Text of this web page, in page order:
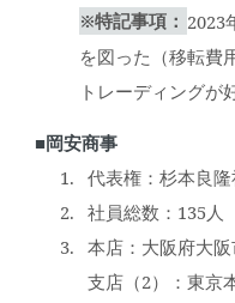
※特記事項： 2023
を図った（移転費
トレーディングが
■岡安商事
代表権：杉本良
社員総数：135人
本店：大阪府大
支店（2）：東京